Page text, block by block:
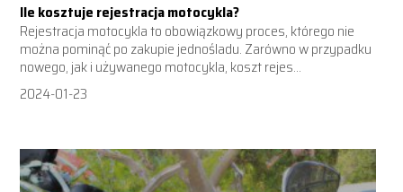
Ile kosztuje rejestracja motocykla?
Rejestracja motocykla to obowiązkowy proces, którego nie
można pominąć po zakupie jednośladu. Zarówno w przypadku
nowego, jak i używanego motocykla, koszt rejes...
2024-01-23